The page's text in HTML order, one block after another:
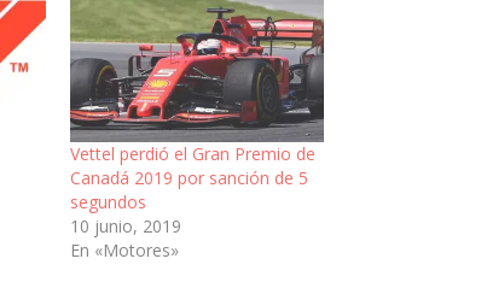
Vettel perdió el Gran Premio de
Canadá 2019 por sanción de 5
segundos
10 junio, 2019
En «Motores»